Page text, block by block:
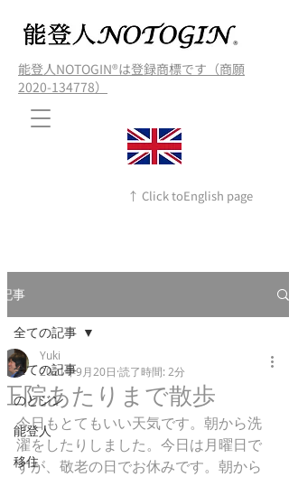
能登人NOTOGIN®️は登録商標です（商願
2020-134778）
↑ Click toEnglish page
記事
全ての記事
のとジン
能登人
移住
全ての記事
正院あたりまで散歩
Yuki
2021年9月20日 読了時間: 2分
今日もとてもいい天気です。朝から洗
濯をしたりしました。今日は月曜日で
すが、敬老の日でお休みです。朝から